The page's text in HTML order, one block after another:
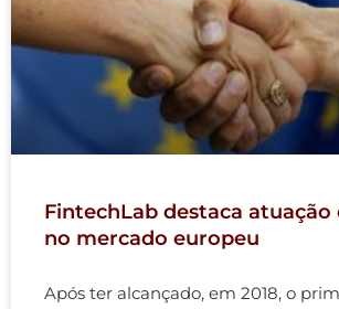
FintechLab destaca atuação
no mercado europeu
Após ter alcançado, em 2018, o